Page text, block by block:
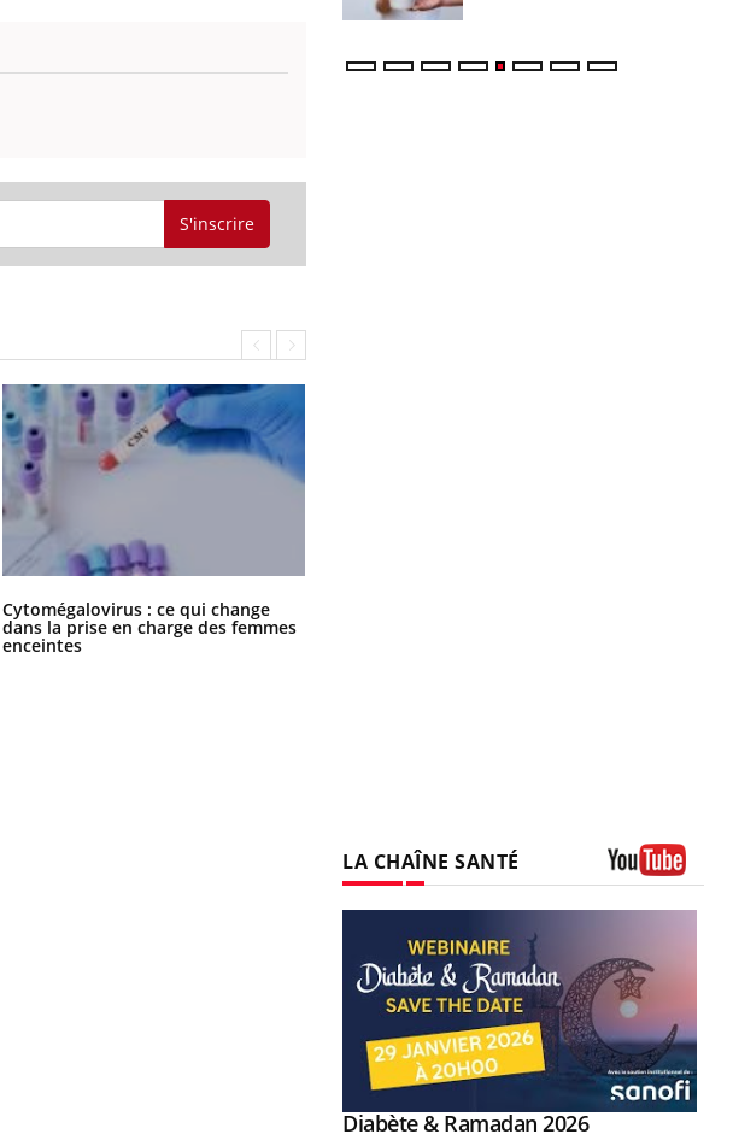
S'inscrire
Cytomégalovirus : ce qui change
dans la prise en charge des femmes
enceintes
LA CHAÎNE SANTÉ
Youtube
Diabète & Ramadan 2026Youtube